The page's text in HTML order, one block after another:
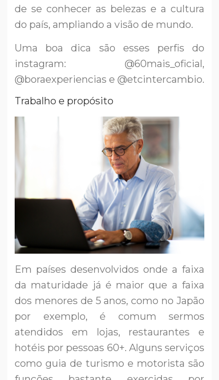
de se conhecer as belezas e a cultura
do país, ampliando a visão de mundo.
Uma boa dica são esses perfis do
instagram: @60mais_oficial,
@boraexperiencias e @etcintercambio.
Trabalho e propósito
Em países desenvolvidos onde a faixa
da maturidade já é maior que a faixa
dos menores de 5 anos, como no Japão
por exemplo, é comum sermos
atendidos em lojas, restaurantes e
hotéis por pessoas 60+. Alguns serviços
como guia de turismo e motorista são